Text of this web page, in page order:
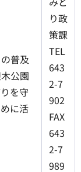
普及
公園
を守
に活
り政
策課
TEL
643
2-7
902
FAX
643
2-7
989